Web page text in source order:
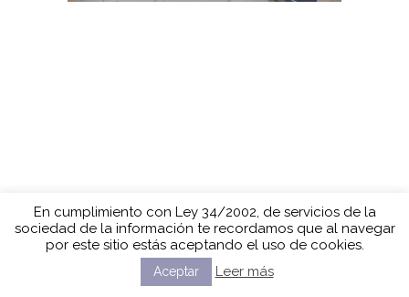
En cumplimiento con Ley 34/2002, de servicios de la
sociedad de la información te recordamos que al navegar
por este sitio estás aceptando el uso de cookies.
Aceptar Leer más